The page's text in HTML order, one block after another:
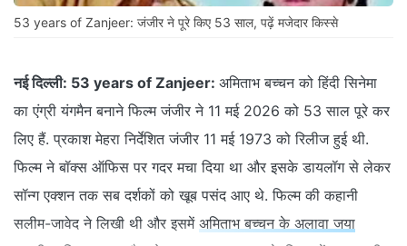
53 years of Zanjeer: जंजीर ने पूरे किए 53 साल, पढ़ें मजेदार किस्से
नई दिल्ली: 53 years of Zanjeer: अमिताभ बच्चन को हिंदी सिनेमा
का एंग्री यंगमैन बनाने फिल्म जंजीर ने 11 मई 2026 को 53 साल पूरे कर
लिए हैं. प्रकाश मेहरा निर्देशित जंजीर 11 मई 1973 को रिलीज हुई थी.
फिल्म ने बॉक्स ऑफिस पर गदर मचा दिया था और इसके डायलॉग से लेकर
सॉन्ग एक्शन तक सब दर्शकों को खूब पसंद आए थे. फिल्म की कहानी
सलीम-जावेद ने लिखी थी और इसमें अमिताभ बच्चन के अलावा जया